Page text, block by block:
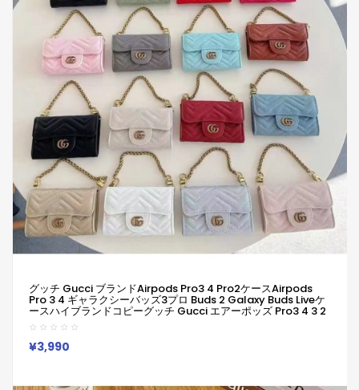
グッチ Gucci ブランドAirpods Pro3 4 Pro2ケースAirpods
Pro 3 4 ギャラクシーバッズ3プロ Buds 2 Galaxy Buds Liveケ
ースハイブランドコピーグッチ Gucci エアーポッズ Pro3 4 3 2
Pro2 Pro2 Galaxy Buds 3 Pro 2 Galaxy Buds Liveケースブラ
ンドレディースハイブランドグッチ Gucci エアーポッズpro2 3
4ケースジャケット
¥3,990